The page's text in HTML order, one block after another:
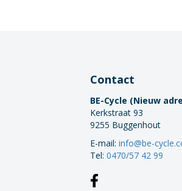
Contact
BE-Cycle (Nieuw
Kerkstraat 93
9255 Buggenhout
E-mail:info@be-
Tel:0470/57 42 99